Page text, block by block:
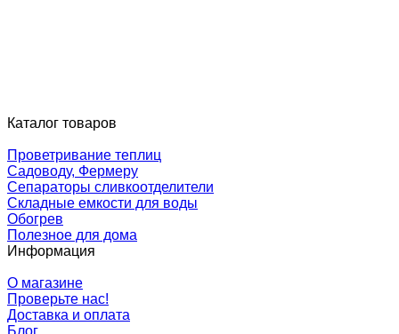
Каталог товаров
Проветривание теплиц
Садоводу, Фермеру
Сепараторы сливкоотделители
Складные емкости для воды
Обогрев
Полезное для дома
Информация
О магазине
Проверьте нас!
Доставка и оплата
Блог